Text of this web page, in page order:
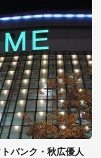
バンク・秋広優人